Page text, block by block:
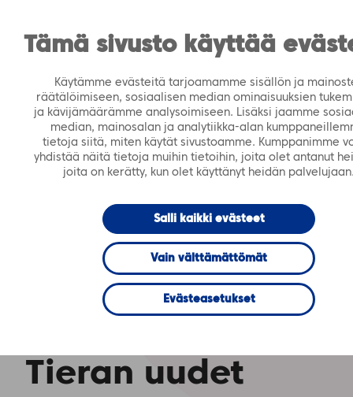
Tämä sivusto käyttää
Käytämme evästeitä tarjoamamme sisällön ja
räätälöimiseen, sosiaalisen median ominaisuuksien
ja kävijämäärämme analysoimiseen. Lisäksi jaamme
median, mainosalan ja analytiikka-alan
tietoja siitä, miten käytät sivustoamme. Kumppanimme
yhdistää näitä tietoja muihin tietoihin, joita olet antanut
joita on kerätty, kun olet käyttänyt heidän
Salli kaikki evästeet
Vain välttämättömät
Evästeasetukset
https://tiera.fi/name FI SV
Etusivu› Ajankohtaista › Webinaarit
›
Ajankohtaista›Tapahtumat›Ajankohtaista›
Webinaarit›Kutsu lanseeraustilaisuuteen 22.8.2018
klo 14: Tieran uudet Tietoturvapalvelut
TAPAHTUMA
Kutsu
Tieran uudet